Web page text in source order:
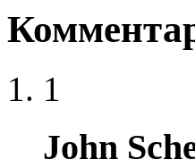
1
John